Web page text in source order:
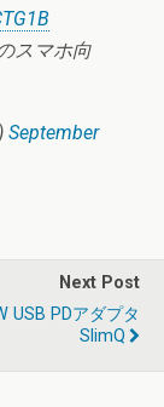
スマホ向
September
Next Post
USB PDアダプタ
SlimQ